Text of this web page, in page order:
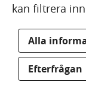
kan filtrera
Alla
Efterfrågan